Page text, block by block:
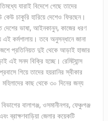
যারাই বিদেশে গেছে তাদের
চাকুরি হারিয়ে দেশেও ফিরছেন।
দেশের ভাষা, আইনকানুন, কাজের ধরণ
কর্মশালায়। তবে অনুসন্ধানে জানা
প্রতিনিয়ত দুই থেকে আড়াই হাজার
এই সনদ বিক্রি হচ্ছে। রেমিট্যান্স
গিয়ে তাদের হয়রানির স্বীকার
কাছ থেকে ৩০ দিনের জন্য
বালাগঞ্জ, ওসমানীনগর, ফেঞ্চুগঞ্জ
ব্রাক্ষণবাড়িয়া জেলার কয়েকটি